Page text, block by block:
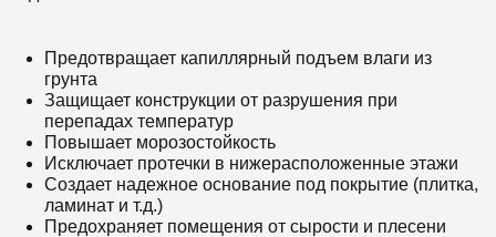
Предотвращает капиллярный подъем влаги из
грунта
Защищает конструкции от разрушения при
перепадах температур
Повышает морозостойкость
Исключает протечки в нижерасположенные этажи
Создает надежное основание под покрытие (плитка,
ламинат и т.д.)
Предохраняет помещения от сырости и плесени